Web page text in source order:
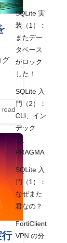
グ
read
SQLite 実
装（1）：
またデー
タベース
がロック
した！
SQLite 入
門（2）：
CLI、イン
デック
ス、
PRAGMA
SQLite 入
門（1）：
なぜまた
君なの？
FortiClient
VPN の分